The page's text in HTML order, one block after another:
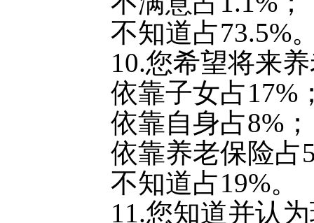
不知道占73.5%
10.您希望将来
依靠子女占17%
依靠自身占8%；
依靠养老保险占
不知道占19%。
11.您知道并认